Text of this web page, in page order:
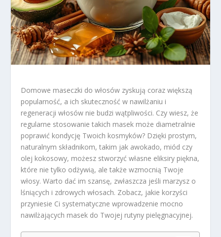
Domowe maseczki do włosów zyskują coraz większą
popularność, a ich skuteczność w nawilżaniu i
regeneracji włosów nie budzi wątpliwości. Czy wiesz, że
regularne stosowanie takich masek może diametralnie
poprawić kondycję Twoich kosmyków? Dzięki prostym,
naturalnym składnikom, takim jak awokado, miód czy
olej kokosowy, możesz stworzyć własne eliksiry piękna,
które nie tylko odżywią, ale także wzmocnią Twoje
włosy. Warto dać im szansę, zwłaszcza jeśli marzysz o
lśniących i zdrowych włosach. Zobacz, jakie korzyści
przyniesie Ci systematyczne wprowadzenie mocno
nawilżających masek do Twojej rutyny pielęgnacyjnej.